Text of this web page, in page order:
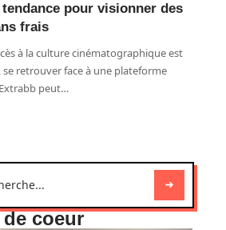
pour visionner des
frais
à la culture cinématographique est
retrouver face à une plateforme
peut…
coeur